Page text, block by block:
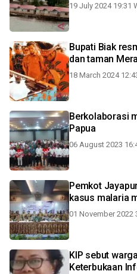
19 July 2024 19:31
Bupati Biak
dan taman
18 March 2024
Berkolaborasi
Papua
06 August 2023
Pemkot
kasus malaria
01 November 2022
KIP sebut
Keterbukaan